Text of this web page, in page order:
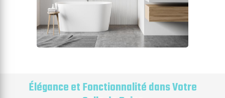
Élégance et Fonctionnalité dans Votre